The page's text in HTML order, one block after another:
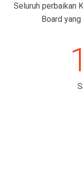
Seluruh perbaikan
Board